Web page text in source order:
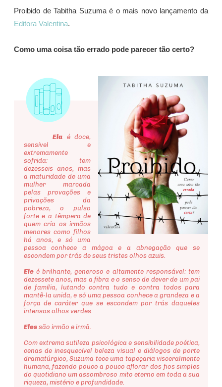
Proibido de Tabitha Suzuma é o mais novo lançamento da
Editora Valentina.
Como uma coisa tão errado pode parecer tão certo?
Ela é doce,
sensível e
extremamente
sofrida: tem
dezesseis anos, mas
a maturidade de uma
mulher marcada
pelas provações e
privações da
pobreza, o pulso
forte e a têmpera de
quem cria os irmãos
menores como filhos
há anos, e só uma
pessoa conhece a mágoa e a abnegação que se
escondem por trás de seus tristes olhos azuis.
Eleé brilhante, generoso e altamente responsável: tem
dezessete anos, mas a fibra e o senso de dever de um pai
de família, lutando contra tudo e contra todos para
mantê-la unida, e só uma pessoa conhece a grandeza e a
força de caráter que se escondem por trás daqueles
intensos olhos verdes.
Elessão irmão e irmã.
Com extrema sutileza psicológica e sensibilidade poética,
cenas de inesquecível beleza visual e diálogos de porte
dramatúrgico, Suzuma tece uma tapeçaria visceralmente
humana, fazendo pouco a pouco aflorar dos fios simples
do quotidiano um assombroso mito eterno em toda a sua
riqueza, mistério e profundidade.